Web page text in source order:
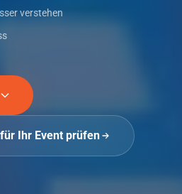
verstehen
Ihr Event prüfen